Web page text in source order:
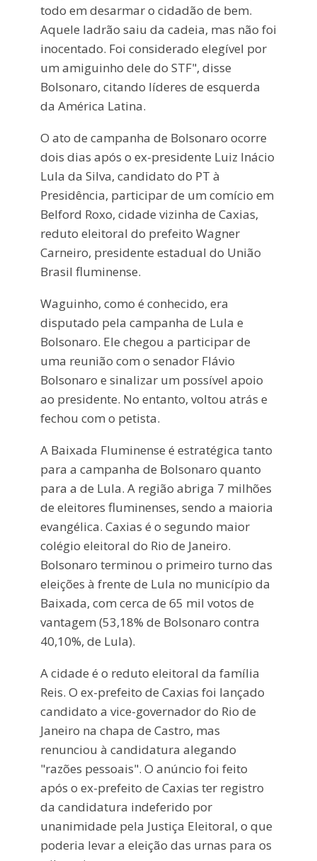
todo em desarmar o cidadão de bem.
Aquele ladrão saiu da cadeia, mas não foi
inocentado. Foi considerado elegível por
um amiguinho dele do STF", disse
Bolsonaro, citando líderes de esquerda
da América Latina.
O ato de campanha de Bolsonaro ocorre
dois dias após o ex-presidente Luiz Inácio
Lula da Silva, candidato do PT à
Presidência, participar de um comício em
Belford Roxo, cidade vizinha de Caxias,
reduto eleitoral do prefeito Wagner
Carneiro, presidente estadual do União
Brasil fluminense.
Waguinho, como é conhecido, era
disputado pela campanha de Lula e
Bolsonaro. Ele chegou a participar de
uma reunião com o senador Flávio
Bolsonaro e sinalizar um possível apoio
ao presidente. No entanto, voltou atrás e
fechou com o petista.
A Baixada Fluminense é estratégica tanto
para a campanha de Bolsonaro quanto
para a de Lula. A região abriga 7 milhões
de eleitores fluminenses, sendo a maioria
evangélica. Caxias é o segundo maior
colégio eleitoral do Rio de Janeiro.
Bolsonaro terminou o primeiro turno das
eleições à frente de Lula no município da
Baixada, com cerca de 65 mil votos de
vantagem (53,18% de Bolsonaro contra
40,10%, de Lula).
A cidade é o reduto eleitoral da família
Reis. O ex-prefeito de Caxias foi lançado
candidato a vice-governador do Rio de
Janeiro na chapa de Castro, mas
renunciou à candidatura alegando
"razões pessoais". O anúncio foi feito
após o ex-prefeito de Caxias ter registro
da candidatura indeferido por
unanimidade pela Justiça Eleitoral, o que
poderia levar a eleição das urnas para os